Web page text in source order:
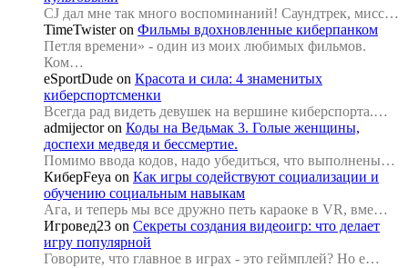
CJ дал мне так много воспоминаний! Саундтрек, мисс…
TimeTwister on Фильмы вдохновленные киберпанком
Петля времени» - один из моих любимых фильмов.
Ком…
eSportDude on Красота и сила: 4 знаменитых
киберспортсменки
Всегда рад видеть девушек на вершине киберспорта.…
admijector on Коды на Ведьмак 3. Голые женщины,
доспехи медведя и бессмертие.
Помимо ввода кодов, надо убедиться, что выполнены…
КиберFeya on Как игры содействуют социализации и
обучению социальным навыкам
Ага, и теперь мы все дружно петь караоке в VR, вме…
Игровед23 on Секреты создания видеоигр: что делает
игру популярной
Говорите, что главное в играх - это геймплей? Но е…